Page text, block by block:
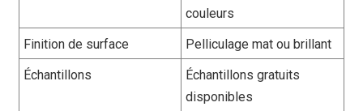
couleurs
Finition de surface
Pelliculage mat ou brillant
Échantillons
Échantillons gratuits
disponibles